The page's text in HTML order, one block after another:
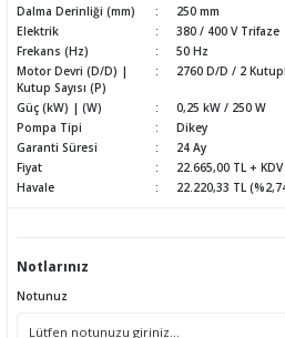
Dalma Derinliği (mm)
250 mm
Elektrik
380 / 400 V Trifaze
Frekans (Hz)
50 Hz
Motor Devri (D/D) |
Kutup Sayısı (P)
2760 D/D / 2
Güç (kW) | (W)
0,25 kW / 250 W
Pompa Tipi
Dikey
Garanti Süresi
24 Ay
Fiyat
22.665,00 TL + KDV
Havale
22.220,33 TL
Notlarınız
Notunuz